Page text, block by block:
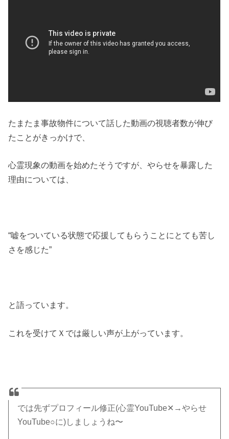
たまたま事故物件について話した動画の視聴者数が伸び
たことがきっかけで、
心霊現象の動画を始めたそうですが、やらせを暴露した
理由については、
“嘘をついている状態で応援してもらうことにとても苦し
さを感じた”
と語っています。
これを受けてＸでは厳しい声が上がっています。
では先ずプロフィール修正(心霊YouTube✕→やらせ
YouTube○に)しましょうね〜